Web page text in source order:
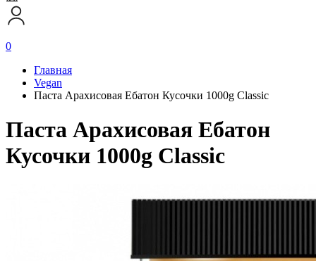
0
Главная
Vegan
Паста Арахисовая Ебатон Кусочки 1000g Classic
Паста Арахисовая Ебатон
Кусочки 1000g Classic